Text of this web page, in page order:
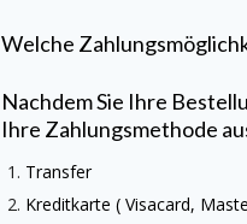
Welche
Nachdem Sie Ihre
Ihre Zahlungsmethode
Transfer
Kreditkarte (Visacard,